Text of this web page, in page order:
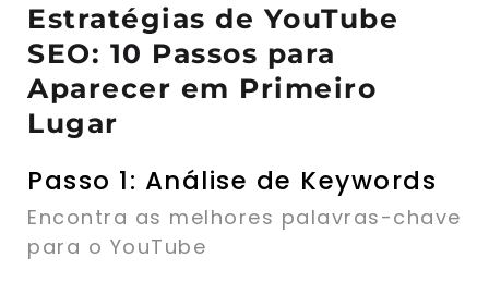
Estratégias de YouTube
SEO: 10 Passos para
Aparecer em Primeiro
Lugar
Passo 1: Análise de Keywords
Encontra as melhores palavras-chave
para o YouTube